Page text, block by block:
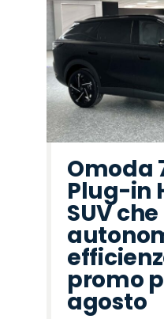
Omoda
Plug-in
SUV
promo
agosto